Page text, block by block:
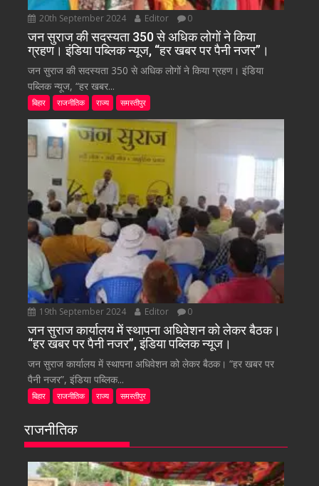
20th September 2024 Editor 0
जन सुराज की सदस्यता 350 से अधिक लोगों ने किया
ग्रहण। इंडिया पब्लिक न्यूज, “हर खबर पर पैनी नजर”।
जन सुराज की सदस्यता 350 से अधिक लोगों ने किया ग्रहण। इंडिया
पब्लिक न्यूज, “हर खबर...
बिहार राजनीतिक राज्य समस्तीपुर
19th September 2024 Editor 0
जन सुराज कार्यालय में स्थापना अधिवेशन को लेकर बैठक।
“हर खबर पर पैनी नजर”, इंडिया पब्लिक न्यूज।
जन सुराज कार्यालय में स्थापना अधिवेशन को लेकर बैठक। “हर खबर पर
पैनी नजर”, इंडिया पब्लिक...
बिहार राजनीतिक राज्य समस्तीपुर
राजनीतिक